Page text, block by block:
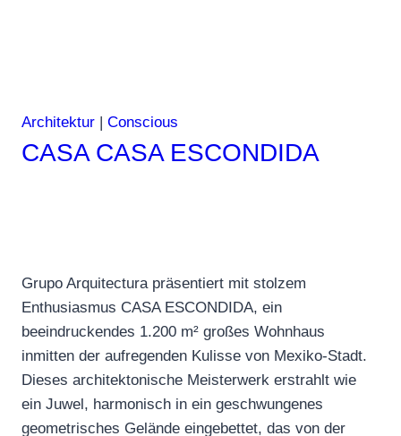
Architektur Conscious
CASA CASA ESCONDIDA
Grupo Arquitectura präsentiert mit stolzem
Enthusiasmus CASA ESCONDIDA, ein
beeindruckendes 1.200 m² großes Wohnhaus
inmitten der aufregenden Kulisse von Mexiko-Stadt.
Dieses architektonische Meisterwerk erstrahlt wie
ein Juwel, harmonisch in ein geschwungenes
geometrisches Gelände eingebettet, das von der